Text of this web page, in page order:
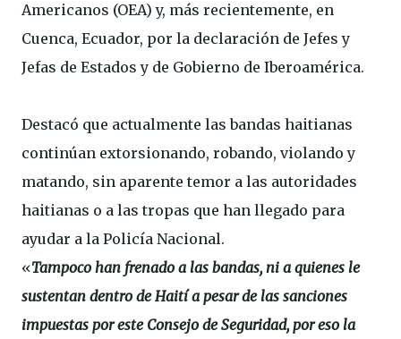
Americanos (OEA) y, más recientemente, en
Cuenca, Ecuador, por la declaración de Jefes y
Jefas de Estados y de Gobierno de Iberoamérica.
Destacó que actualmente las bandas haitianas
continúan extorsionando, robando, violando y
matando, sin aparente temor a las autoridades
haitianas o a las tropas que han llegado para
ayudar a la Policía Nacional.
«Tampoco han frenado a las bandas, ni a quienes le
sustentan dentro de Haití a pesar de las sanciones
impuestas por este Consejo de Seguridad, por eso la